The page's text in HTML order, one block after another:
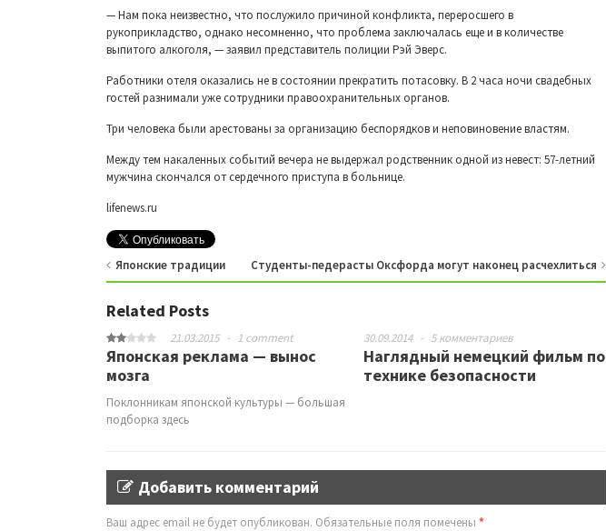
— Нам пока неизвестно, что послужило причиной конфликта, переросшего в
рукоприкладство, однако несомненно, что проблема заключалась еще и в количестве
выпитого алкоголя, — заявил представитель полиции Рэй Эверс.
Работники отеля оказались не в состоянии прекратить потасовку. В 2 часа ночи свадебных
гостей разнимали уже сотрудники правоохранительных органов.
Три человека были арестованы за организацию беспорядков и неповиновение властям.
Между тем накаленных событий вечера не выдержал родственник одной из невест: 57-летний
мужчина скончался от сердечного приступа в больнице.
lifenews.ru
Японские традиции Студенты-педерасты Оксфорда могут наконец расчехлиться
Related Posts
21.03.2015 - 1 comment
Японская реклама — вынос
мозга
Поклонникам японской культуры — большая
подборка здесь
30.09.2014 - 5 комментариев
Наглядный немецкий фильм по
технике безопасности
Добавить комментарий
Ваш адрес email не будет опубликован. Обязательные поля помечены *